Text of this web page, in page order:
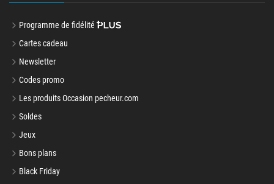
Programme de fidélité
Cartes cadeau
Newsletter
Codes promo
Les produits Occasion pecheur.com
Soldes
Jeux
Bons plans
Black Friday